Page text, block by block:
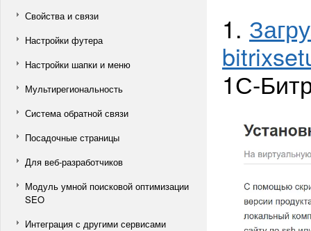
Свойства и связи
Настройки футера
Настройки шапки и меню
Мультирегиональность
Система обратной связи
Посадочные страницы
Для веб-разработчиков
Модуль умной поисковой оптимизации
SEO
Интеграция с другими сервисами
1.
1С-